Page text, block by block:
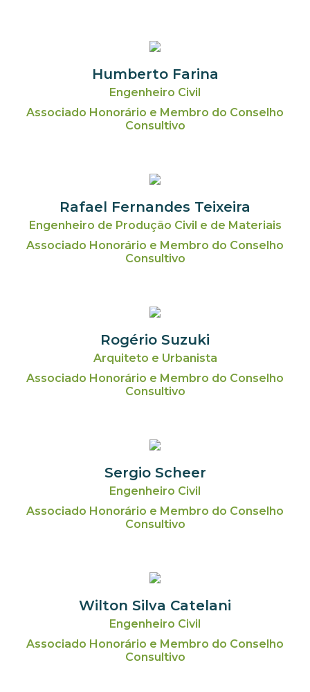
Humberto Farina
Engenheiro Civil
Associado Honorário e Membro do Conselho
Consultivo
Rafael Fernandes Teixeira
Engenheiro de Produção Civil e de Materiais
Associado Honorário e Membro do Conselho
Consultivo
Rogério Suzuki
Arquiteto e Urbanista
Associado Honorário e Membro do Conselho
Consultivo
Sergio Scheer
Engenheiro Civil
Associado Honorário e Membro do Conselho
Consultivo
Wilton Silva Catelani
Engenheiro Civil
Associado Honorário e Membro do Conselho
Consultivo